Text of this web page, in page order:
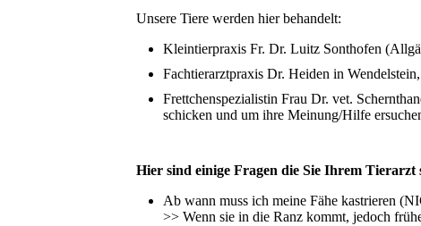
Unsere Tiere werden hier behandelt:
Kleintierpraxis Fr. Dr. Luitz Sonthofen
Fachtierarztpraxis Dr. Heiden in
Frettchenspezialistin Frau Dr. vet.
schicken und um ihre Meinung/Hilfe
Hier sind einige Fragen die Sie Ihrem
Ab wann muss ich meine Fähe kastrieren
>> Wenn sie in die Ranz kommt, jedoch